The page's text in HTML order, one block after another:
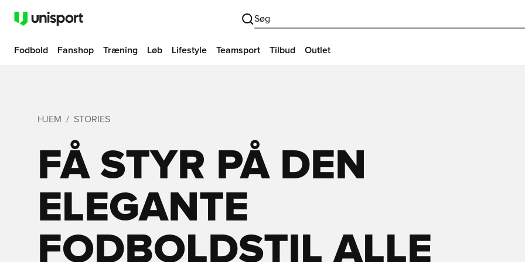
Søg
Fodbold Fanshop Træning Løb Lifestyle Teamsport Tilbud Outlet
HJEM STORIES
FÅ STYR PÅ DEN
ELEGANTE
FODBOLDSTIL ALLE